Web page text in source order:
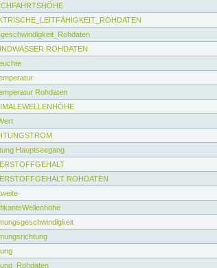
ROHDATEN
Rohdaten
Hauptseegang
ROHDATEN